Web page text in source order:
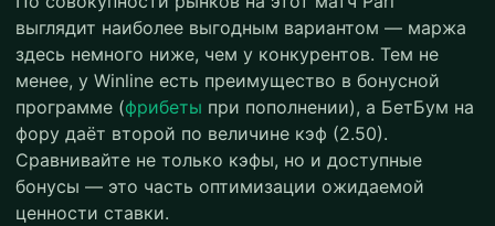
выглядит наиболее выгодным вариантом — маржа
здесь немного ниже, чем у конкурентов. Тем не
менее, у Winline есть преимущество в бонусной
программе (фрибеты при пополнении), а БетБум на
фору даёт второй по величине кэф (2.50).
Сравнивайте не только кэфы, но и доступные
бонусы — это часть оптимизации ожидаемой
ценности ставки.